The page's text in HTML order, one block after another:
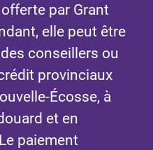
par Grant
elle peut être
conseillers ou
provinciaux
Écosse, à
et en
paiement